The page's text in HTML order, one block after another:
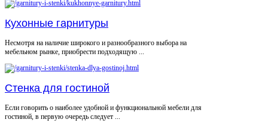
Кухонные гарнитуры
Несмотря на наличие широкого и разнообразного выбора на
мебельном рынке, приобрести подходящую ...
Стенка для гостиной
Если говорить о наиболее удобной и функциональной мебели для
гостиной, в первую очередь следует ...